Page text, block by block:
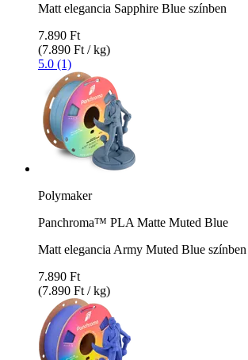
Matt elegancia Sapphire Blue színben
7.890 Ft
(7.890 Ft / kg)
5.0 (1)
Polymaker
Panchroma™ PLA Matte Muted Blue
Matt elegancia Army Muted Blue színben
7.890 Ft
(7.890 Ft / kg)